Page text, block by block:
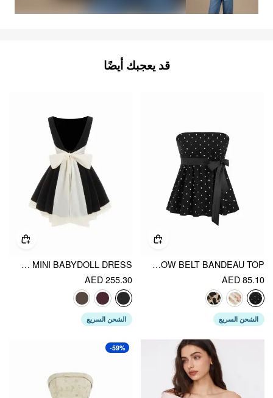
قد يعجبك أيضًا
COTTON-BLEND POLKA DOT SATIN BOW BELT BANDEAU TOP
AED 85.10
الشحن السريع
VELVET BOAT NECK RUFFLE TIE BACK TWO TONE PATCHED BACKLESS MINI BABYDOLL DRESS
AED 255.30
الشحن السريع
-59%